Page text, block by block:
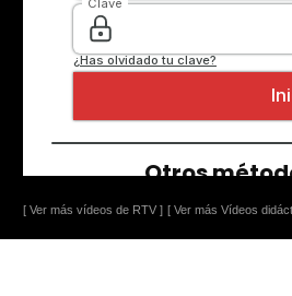
[ Ver más vídeos de RTV ] [ Ver más Vídeos